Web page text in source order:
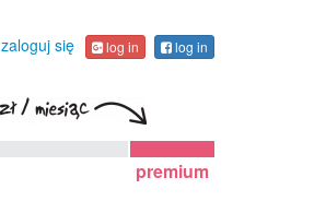
zaloguj się log in log in
premium